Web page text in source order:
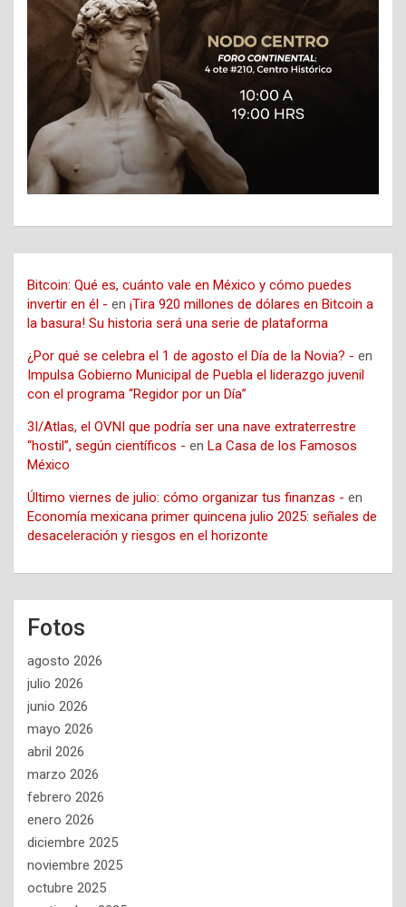
Bitcoin: Qué es, cuánto vale en México y cómo puedes
invertir en él - en ¡Tira 920 millones de dólares en Bitcoin a
la basura! Su historia será una serie de plataforma
¿Por qué se celebra el 1 de agosto el Día de la Novia? - en
Impulsa Gobierno Municipal de Puebla el liderazgo juvenil
con el programa “Regidor por un Día”
3I/Atlas, el OVNI que podría ser una nave extraterrestre
“hostil”, según científicos - en La Casa de los Famosos
México
Último viernes de julio: cómo organizar tus finanzas - en
Economía mexicana primer quincena julio 2025: señales de
desaceleración y riesgos en el horizonte
Fotos
agosto 2026
julio 2026
junio 2026
mayo 2026
abril 2026
marzo 2026
febrero 2026
enero 2026
diciembre 2025
noviembre 2025
octubre 2025